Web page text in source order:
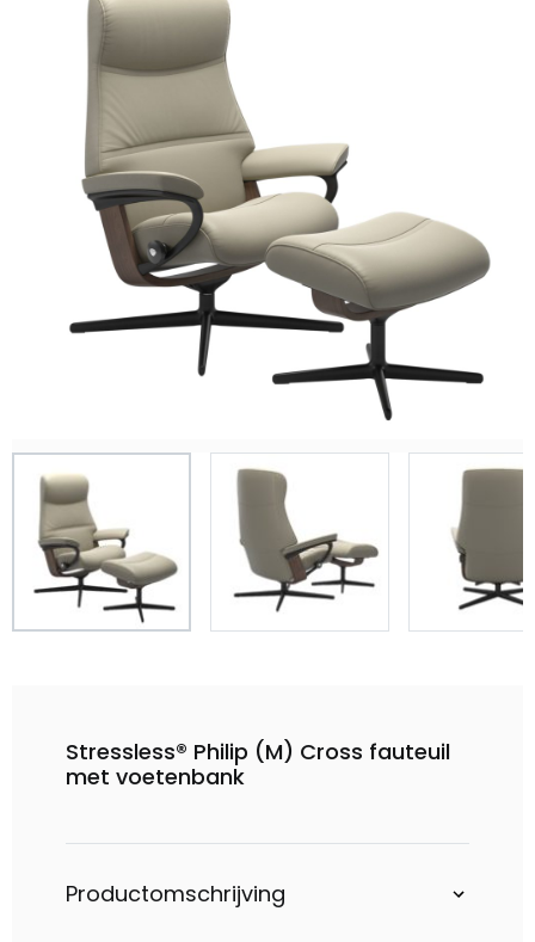
Stressless® Philip (M) Cross fauteuil
met voetenbank
Productomschrijving